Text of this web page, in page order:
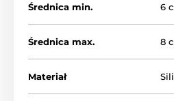
Średnica min. 6
Średnica max. 8
Materiał